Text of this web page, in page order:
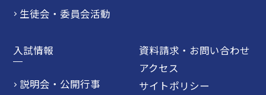
生徒会・委員会活動
入試情報
説明会・公開行事
資料請求・お問い合わせ
アクセス
サイトポリシー